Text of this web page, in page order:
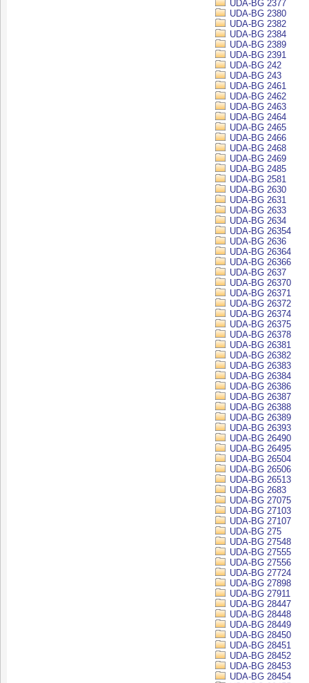
UDA-BG 2377
UDA-BG 2380
UDA-BG 2382
UDA-BG 2384
UDA-BG 2389
UDA-BG 2391
UDA-BG 242
UDA-BG 243
UDA-BG 2461
UDA-BG 2462
UDA-BG 2463
UDA-BG 2464
UDA-BG 2465
UDA-BG 2466
UDA-BG 2468
UDA-BG 2469
UDA-BG 2485
UDA-BG 2581
UDA-BG 2630
UDA-BG 2631
UDA-BG 2633
UDA-BG 2634
UDA-BG 26354
UDA-BG 2636
UDA-BG 26364
UDA-BG 26366
UDA-BG 2637
UDA-BG 26370
UDA-BG 26371
UDA-BG 26372
UDA-BG 26374
UDA-BG 26375
UDA-BG 26378
UDA-BG 26381
UDA-BG 26382
UDA-BG 26383
UDA-BG 26384
UDA-BG 26386
UDA-BG 26387
UDA-BG 26388
UDA-BG 26389
UDA-BG 26393
UDA-BG 26490
UDA-BG 26495
UDA-BG 26504
UDA-BG 26506
UDA-BG 26513
UDA-BG 2683
UDA-BG 27075
UDA-BG 27103
UDA-BG 27107
UDA-BG 275
UDA-BG 27548
UDA-BG 27555
UDA-BG 27556
UDA-BG 27724
UDA-BG 27898
UDA-BG 27911
UDA-BG 28447
UDA-BG 28448
UDA-BG 28449
UDA-BG 28450
UDA-BG 28451
UDA-BG 28452
UDA-BG 28453
UDA-BG 28454